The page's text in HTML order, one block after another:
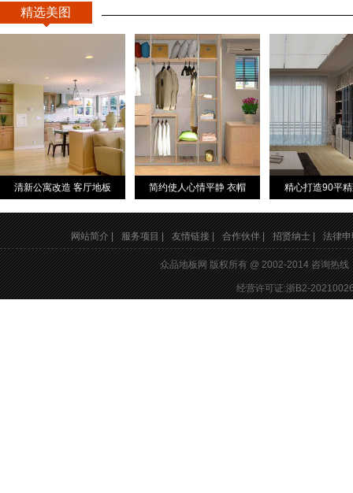
精选美图
清新公寓改造 客厅地板 简约使人心情平静 衣帽 精心打造90平
网站简介 | 服务项目 | 友情链接 | 合作伙伴 | 招贤纳士 | 法律申
众品地板网 版权所有 @ 2002-2014 咨询热
经营许可证:浙B2-